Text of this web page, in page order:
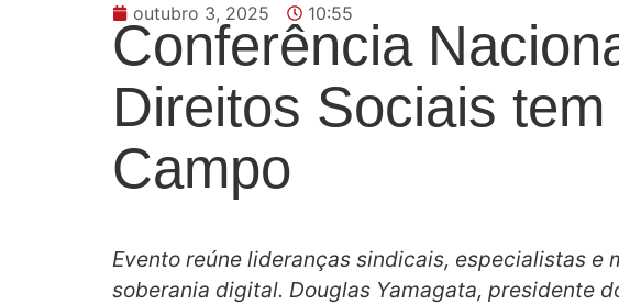
outubro 3, 2025 10:55
Conferência
Direitos Sociais
Campo
Evento reúne lideranças sindicais, especialistas
soberania digital. Douglas Yamagata, presidente